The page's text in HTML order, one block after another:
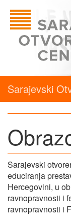
Sarajevski
Sarajevski
educiranja
Hercegovini, u
ravnopravnosti i
ravnopravnosti i